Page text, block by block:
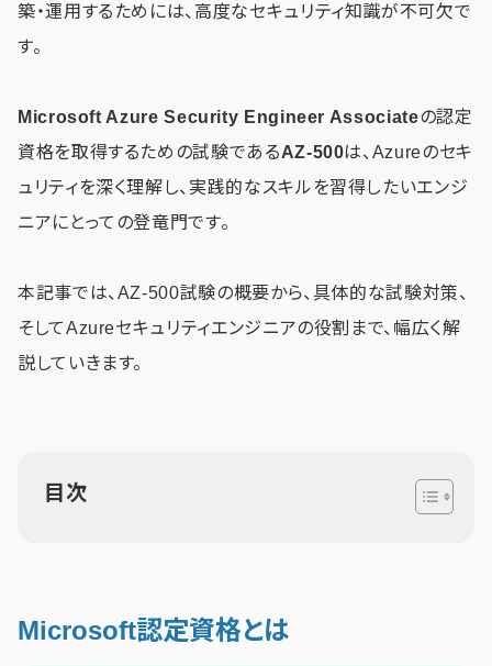
築・運用するためには、高度なセキュリティ知識が不可欠で
す。
Microsoft Azure Security Engineer Associateの認定
資格を取得するための試験であるAZ-500は、Azureのセキ
ュリティを深く理解し、実践的なスキルを習得したいエンジ
ニアにとっての登竜門です。
本記事では、AZ-500試験の概要から、具体的な試験対策、
そしてAzureセキュリティエンジニアの役割まで、幅広く解
説していきます。
目次
Microsoft認定資格とは